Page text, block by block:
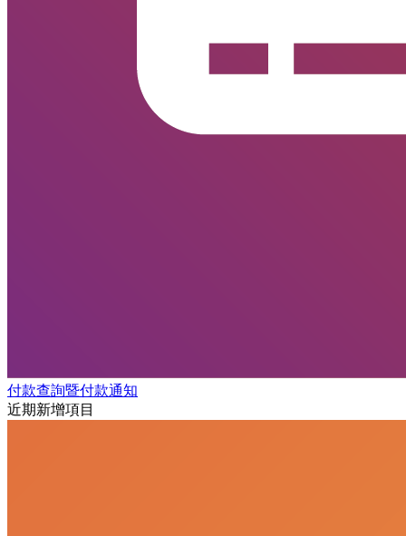
付款查詢暨付款通知
近期新增項目